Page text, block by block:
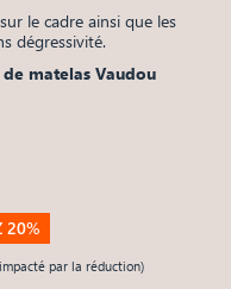
le cadre ainsi que les
dégressivité.
matelas Vaudou
20%
par la réduction)